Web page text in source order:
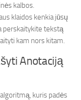
kalbos.
klaidos kenkia jūsų
perskaitykite tekstą
kam nors kitam.
Anotaciją
kuris padės